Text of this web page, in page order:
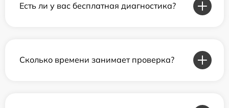
Есть ли у вас бесплатная диагностика?
Сколько времени занимает проверка?